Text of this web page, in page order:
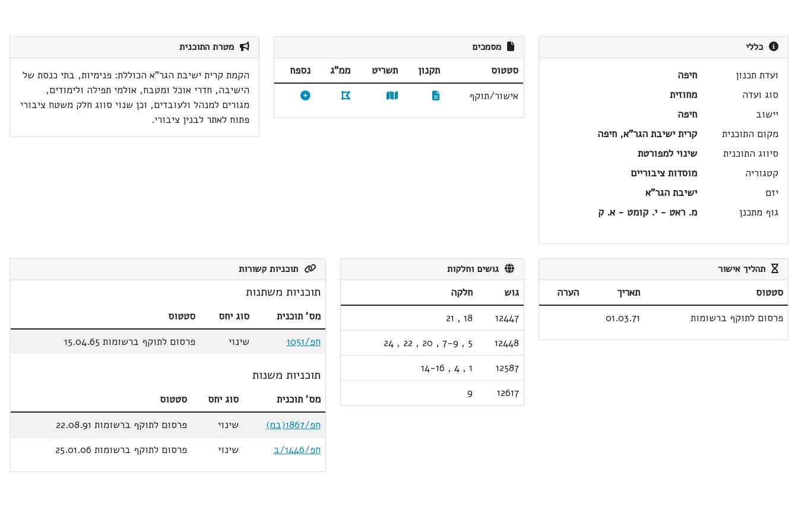
כללי
ועדת תכנון
חיפה
סוג ועדה
מחוזית
יישוב
חיפה
מקום התוכנית
קרית ישיבת הגר"א, חיפה
סיווג התוכנית
שינוי למפורטת
קטגוריה
מוסדות ציבוריים
יזם
ישיבת הגר"א
גוף מתכנן
מ. ראט - י. קומט - א. ק
מסמכים
סטטוס תקנון תשריט ממ"ג
נספח
אישור/תוקף
מטרת התוכנית
הקמת קרית ישיבת הגר"א הכוללת: פנימיות, בתי כנסת של
הישיבה, חדרי אוכל ומטבח, אולמי תפילה ולימודים,
מגורים למנהל ולעובדים, וכן שנוי סווג חלק משטח ציבורי
פתוח לאתר לבנין ציבורי.
תהליך אישור
סטטוס תאריך
הערה
פרסום לתוקף ברשומות
01.03.71
גושים וחלקות
גוש
חלקה
12447
18
,
21
12448
5
,
7-9
,
20
,
22
,
24
12587
1
,
4
,
14-16
12617
9
תוכניות קשורות
תוכניות משתנות
מס' תוכנית סוג יחס
סטטוס
חפ/1051
שינוי פרסום לתוקף ברשומות 15.04.65
תוכניות משנות
מס' תוכנית סוג יחס
סטטוס
חפ/1867(במ)
שינוי
פרסום לתוקף ברשומות 22.08.91
חפ/1446/ב
שינוי פרסום לתוקף ברשומות 25.01.06